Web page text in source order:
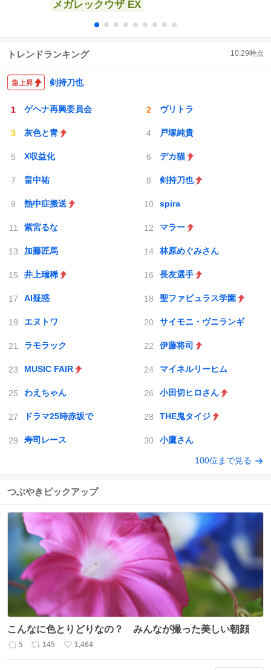
メガレックウザ EX
トレンドランキング 10:29時点
剣持刀也
ゲヘナ再興委員会 ヴリトラ
灰色と青 戸塚純貴
X収益化 デカ猫
畠中祐 剣持刀也
熱中症搬送 spira
紫宮るな マラー
加藤匠馬 林原めぐみさん
井上瑞稀 長友選手
AI疑惑 聖ファビュラス学園
エヌトワ サイモニ・ヴニランギ
ラモラック 伊藤将司
MUSIC FAIR マイネルリーヒム
わえちゃん 小田切ヒロさん
ドラマ25時赤坂で THE鬼タイジ
寿司レース 小鷹さん
100位まで見る
つぶやきピックアップ
こんなに色とりどりなの？ みんなが撮った美しい朝顔
返
5
リ
145
い
1,464